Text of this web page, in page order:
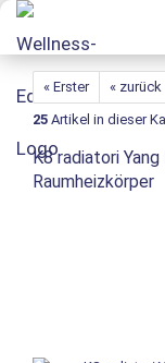
« Erster
« zurück
25 Artikel in dieser
K8 radiatori
Raumheizkörper